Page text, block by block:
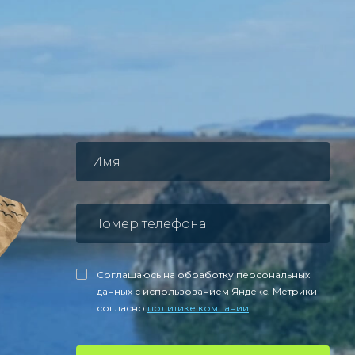
Соглашаюсь на обработку персональных
данных с использованием Яндекс. Метрики
согласно политике компании